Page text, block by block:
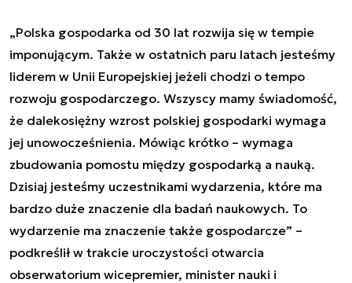
„Polska gospodarka od 30 lat rozwija się w tempie
imponującym. Także w ostatnich paru latach jesteśmy
liderem w Unii Europejskiej jeżeli chodzi o tempo
rozwoju gospodarczego. Wszyscy mamy świadomość,
że dalekosiężny wzrost polskiej gospodarki wymaga
jej unowocześnienia. Mówiąc krótko – wymaga
zbudowania pomostu między gospodarką a nauką.
Dzisiaj jesteśmy uczestnikami wydarzenia, które ma
bardzo duże znaczenie dla badań naukowych. To
wydarzenie ma znaczenie także gospodarcze” –
podkreślił w trakcie uroczystości otwarcia
obserwatorium wicepremier, minister nauki i